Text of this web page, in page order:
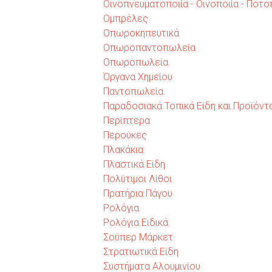
Οινοπνευματοποιία - Οινοποιία -
Ομπρέλες
Οπωροκηπευτικά
Οπωροπαντοπωλεία
Οπωροπωλεία
Όργανα Χημείου
Παντοπωλεία
Παραδοσιακά Τοπικά Είδη και
Περίπτερα
Περούκες
Πλακάκια
Πλαστικά Είδη
Πολύτιμοι Λίθοι
Πρατήρια Πάγου
Ρολόγια
Ρολόγια Ειδικά
Σούπερ Μάρκετ
Στρατιωτικά Είδη
Συστήματα Αλουμινίου